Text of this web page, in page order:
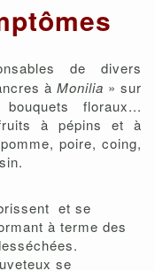
de divers
à Monilia » sur
floraux...
à pépins et à
poire, coing,
et se
à terme des
se